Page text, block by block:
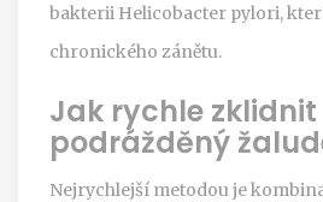
bakterii Helicobacter pylori,
chronického zánětu.
Jak rychle zklidnit
podrážděný
Nejrychlejší metodou je